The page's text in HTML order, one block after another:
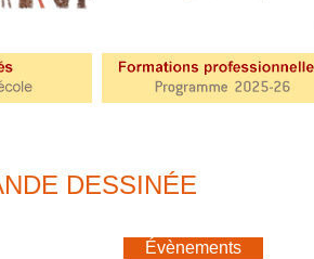
DESSINÉE
<<< Retour
Évènements